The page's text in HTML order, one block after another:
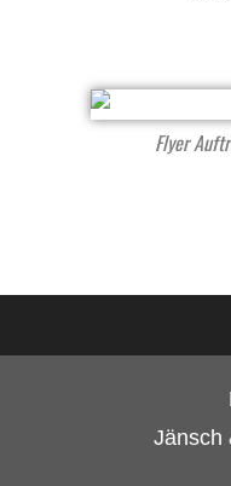
Flyer
Jänsch